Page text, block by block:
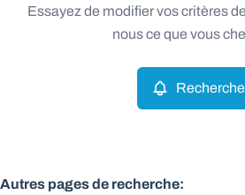
Appartement Remove
Recherche Trier par
Essayez de modifier vos critères
nous ce que vous
Recherche
Autres pages de recherche: